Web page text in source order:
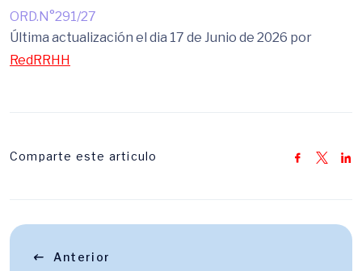
ORD.N°291/27
Última actualización el dia 17 de Junio de 2026 por
RedRRHH
Comparte este articulo
Anterior